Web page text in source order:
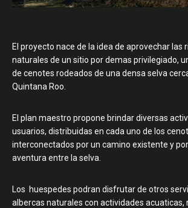
El proyecto nace de la idea de aprovechar las
naturales de un sitio por demas privilegiado,
de cenotes rodeados de una densa selva
Quintana Roo.
El plan maestro propone brindar diversas
usuarios, distribuidas en cada uno de los
interconectados por un camino existente y
aventura entre la selva.
Los huespedes podran disfrutar de otros
albercas naturales con actividades